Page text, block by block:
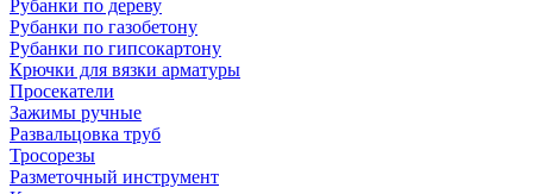
Рубанки по дереву
Рубанки по газобетону
Рубанки по гипсокартону
Крючки для вязки арматуры
Просекатели
Зажимы ручные
Развальцовка труб
Тросорезы
Разметочный инструмент